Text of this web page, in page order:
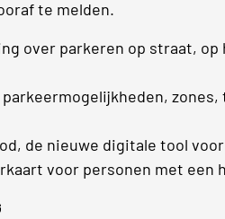
te melden.
over parkeren op straat, op
zones,
de nieuwe digitale tool
voor personen met een